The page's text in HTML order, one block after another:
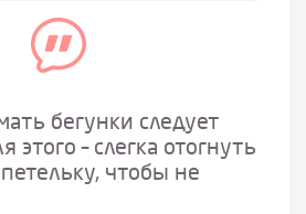
бегунки следует
этого – слегка отогнуть
чтобы не